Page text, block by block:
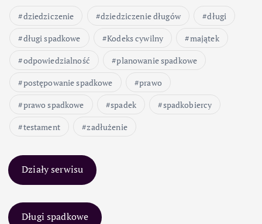
dziedziczenie dziedziczenie długów
długi
długi spadkowe
Kodeks cywilny
majątek
odpowiedzialność
planowanie spadkowe
postępowanie spadkowe
prawo
prawo spadkowe
spadek
spadkobiercy
testament
zadłużenie
Działy serwisu
Długi spadkowe